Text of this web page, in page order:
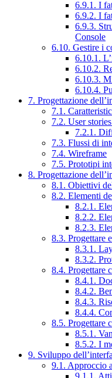
6.9.1. I
6.9.2. I
6.9.3.
Console
6.10. Gestire i
6.10.1.
6.10.2.
6.10.3.
6.10.4.
7. Progettazione
7.1.
7.2. User
7.2.1.
7.3. Flussi di
7.4. Wireframe
7.5. Prototipi
8. Progettazione
8.1. Obiettivi
8.2. Elementi
8.2.1.
8.2.2.
8.2.3.
8.3. Progettare
8.3.1.
8.3.2.
8.4. Progettare
8.4.1.
8.4.2.
8.4.3.
8.4.4.
8.5. Progettare
8.5.1.
8.5.2. I
9. Sviluppo
9.1. Approccio
9.1.1.